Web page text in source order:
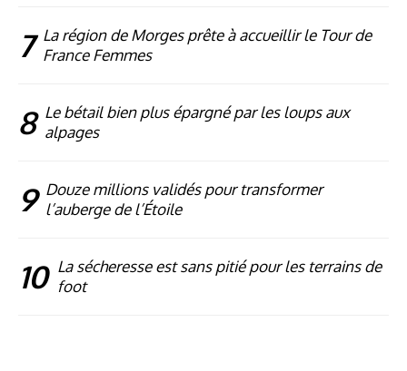
7 La région de Morges prête à accueillir le Tour de
France Femmes
8 Le bétail bien plus épargné par les loups aux
alpages
9 Douze millions validés pour transformer
l’auberge de l’Étoile
10 La sécheresse est sans pitié pour les terrains de
foot